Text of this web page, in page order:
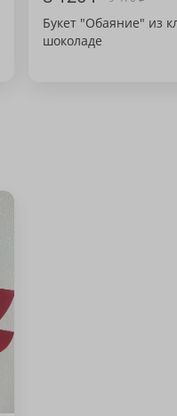
Букет "Обаяние" из
шоколаде